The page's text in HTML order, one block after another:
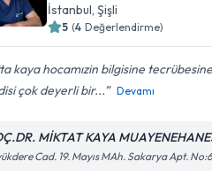
İstanbul , Şişli
5 (4 Değerlendirme)
kaya hocamızin bilgisine
çok deyerli bir...
Devamı
MİKTAT KAYA
Cad. 19. Mayıs MAh. Sakarya Apt. No:6